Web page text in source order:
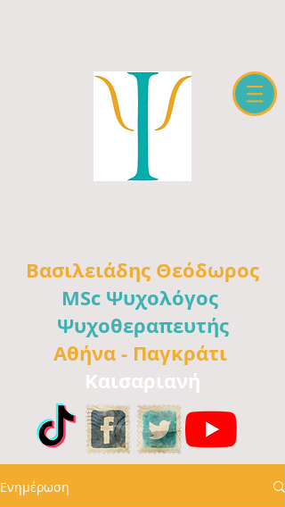
Βασιλειάδης Θεόδωρος
MSc Ψυχολόγος
Ψυχοθεραπευτής
Αθήνα - Παγκράτι
Καισαριανή
Ενημέρωση